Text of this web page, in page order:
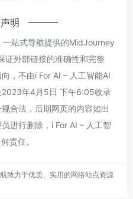
明
一站式导航提供的MidJourney
证外部链接的准确性和完整
，不由i For AI – 人工智能AI
2023年4月5日 下午6:05收录
合法，后期网页的内容如出
进行删除，i For AI – 人工智
责任。
致力于优质、实用的网络站点资源